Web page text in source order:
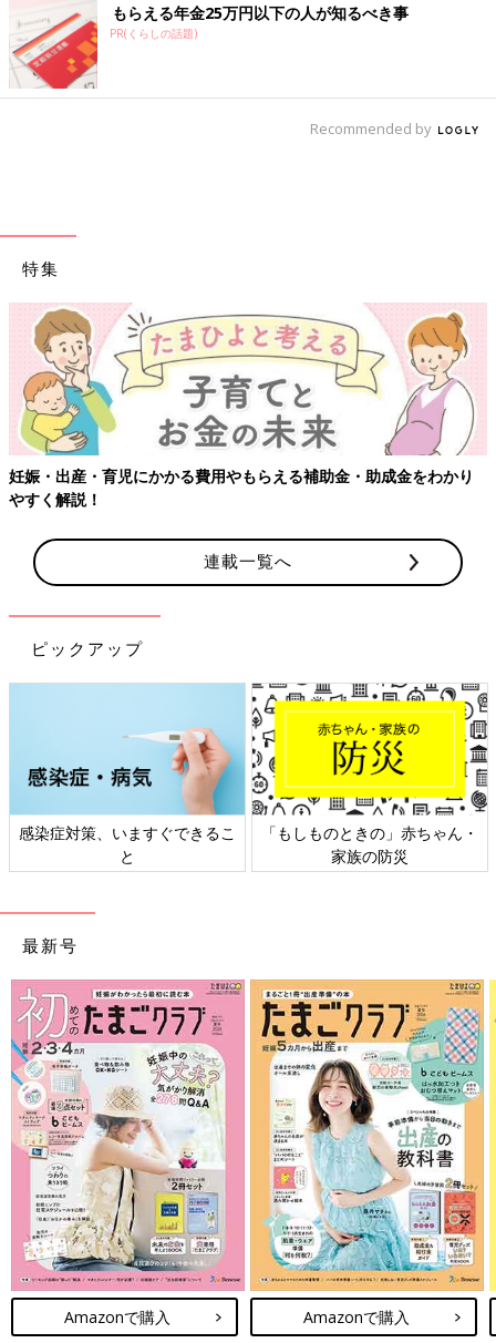
もらえる年金25万円以下の人が知るべき事
PR(くらしの話題)
Recommended by
特集
【ワクチン接種できるものも】妊婦の感染症対策、知っておいて！
連載一覧へ
ピックアップ
日本外来小児科学会リーフレッ
ト検討会
六星占術 細木かおりさんの人生
相談
最新号
Amazonで購入 Amazonで購入